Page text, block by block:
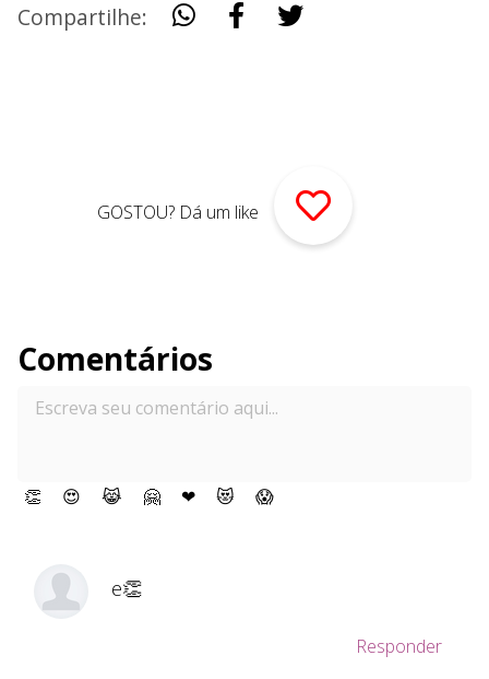
Compartilhe:
GOSTOU? Dá um like
Comentários
👏 😍 😹 🤗 ❤ 😻 😱
e👏
Responder